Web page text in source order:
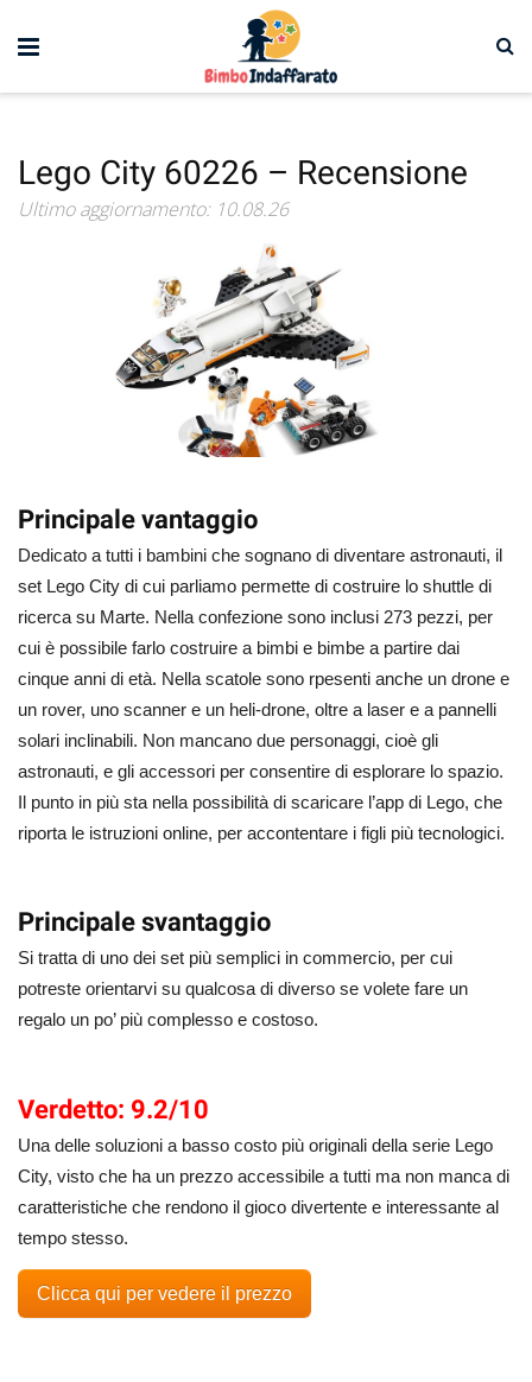
Lego City 60226 – Recensione
Ultimo aggiornamento: 10.08.26
Principale vantaggio
Dedicato a tutti i bambini che sognano di diventare astronauti, il
set Lego City di cui parliamo permette di costruire lo shuttle di
ricerca su Marte. Nella confezione sono inclusi 273 pezzi, per
cui è possibile farlo costruire a bimbi e bimbe a partire dai
cinque anni di età. Nella scatole sono rpesenti anche un drone e
un rover, uno scanner e un heli-drone, oltre a laser e a pannelli
solari inclinabili. Non mancano due personaggi, cioè gli
astronauti, e gli accessori per consentire di esplorare lo spazio.
Il punto in più sta nella possibilità di scaricare l’app di Lego, che
riporta le istruzioni online, per accontentare i figli più tecnologici.
Principale svantaggio
Si tratta di uno dei set più semplici in commercio, per cui
potreste orientarvi su qualcosa di diverso se volete fare un
regalo un po’ più complesso e costoso.
Verdetto: 9.2/10
Una delle soluzioni a basso costo più originali della serie Lego
City, visto che ha un prezzo accessibile a tutti ma non manca di
caratteristiche che rendono il gioco divertente e interessante al
tempo stesso.
Clicca qui per vedere il prezzo